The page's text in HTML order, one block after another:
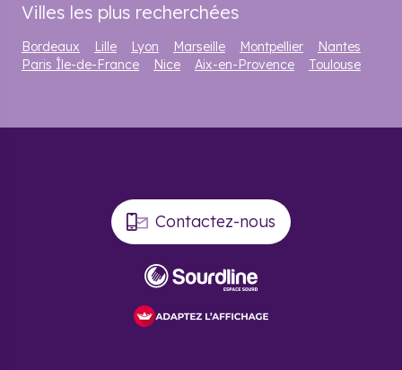
Villes les plus recherchées
Bordeaux Lille Lyon Marseille Montpellier
Nantes
Paris Île-de-France
Nice Aix-en-Provence Toulouse
Contactez-nous